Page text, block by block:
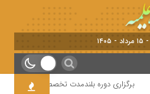
برگزاری دوره بلندمدت تخصصی و کارگاه